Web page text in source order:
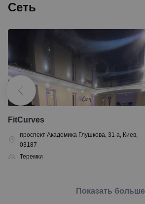
Сеть
FitCurves
проспект Академика Глушкова, 31 а, Киев,
03187
Теремки
Показать больше